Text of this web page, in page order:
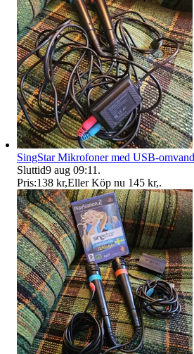
SingStar Mikrofoner med USB-
Sluttid9 aug 09:11 .
Pris:138 kr,Eller Köp nu 145 kr,.